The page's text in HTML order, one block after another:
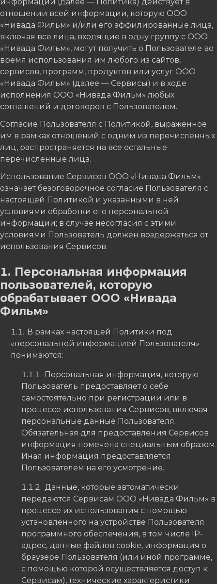
отношении всей информации, которую ООО
«Нивада Фильм» и/или его аффилированные лица,
включая все лица, входящие в одну группу с ООО
«Нивада Фильм», могут получить о Пользователе во
время использования им любого из сайтов,
сервисов, программ, продуктов или услуг ООО
«Нивада Фильм» (далее — Сервисы) и в ходе
исполнения ООО «Нивада Фильм» любых
соглашений и договоров с Пользователем.
Согласие Пользователя с Политикой, выраженное
им в рамках отношений с одним из перечисленных
лиц, распространяется на все остальные
перечисленные лица.
Использование Сервисов ООО «Нивада Фильм»
означает безоговорочное согласие Пользователя с
настоящей Политикой и указанными в ней
условиями обработки его персональной
информации; в случае несогласия с этими
условиями Пользователь должен воздержаться от
использования Сервисов.
Персональная информация
пользователей, которую
обрабатывает ООО «Нивада
Фильм»
В рамках настоящей Политики под
«персональной информацией Пользователя»
понимаются:
Персональная информация, которую
Пользователь предоставляет о себе
самостоятельно при регистрации или в
процессе использования Сервисов, включая
персональные данные Пользователя.
Обязательная для предоставления Сервисов
информация помечена специальным образом.
Иная информация предоставляется
Пользователем на его усмотрение.
Данные, которые автоматически
передаются Сервисам ООО «Нивада Фильм» в
процессе их использования с помощью
установленного на устройстве Пользователя
программного обеспечения, в том числе IP-
адрес, данные файлов cookie, информация о
браузере Пользователя (или иной программе,
с помощью которой осуществляется доступ к
Сервисам), технические характеристики